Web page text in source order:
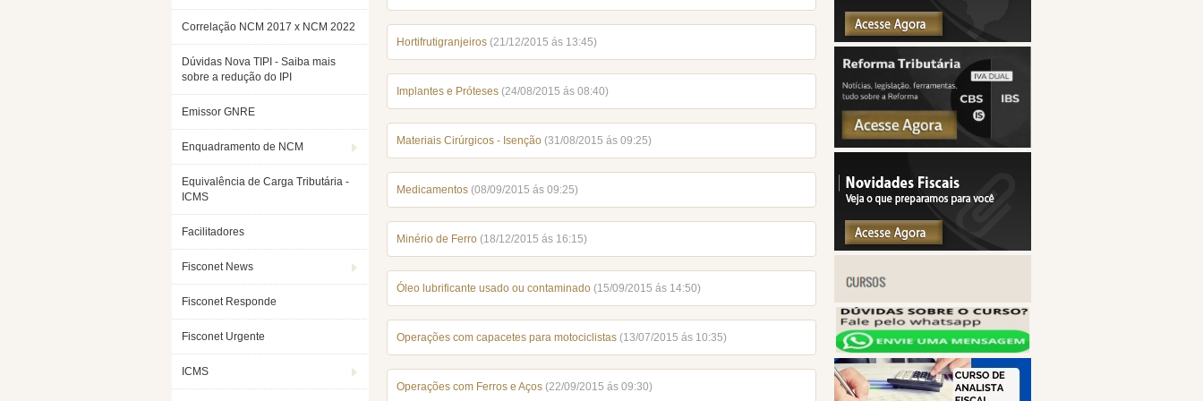
Correlação NCM 2017 x NCM 2022
Dúvidas Nova TIPI - Saiba mais
sobre a redução do IPI
Emissor GNRE
Enquadramento de NCM
Equivalência de Carga Tributária -
ICMS
Facilitadores
Fisconet News
Fisconet Responde
Fisconet Urgente
ICMS
Hortifrutigranjeiros (21/12/2015 ás 13:45)
Implantes e Próteses (24/08/2015 ás 08:40)
Materiais Cirúrgicos - Isenção (31/08/2015 ás 09:25)
Medicamentos (08/09/2015 ás 09:25)
Minério de Ferro (18/12/2015 ás 16:15)
Óleo lubrificante usado ou contaminado (15/09/2015 ás 14:50)
Operações com capacetes para motociclistas (13/07/2015 ás 10:35)
Operações com Ferros e Aços (22/09/2015 ás 09:30)